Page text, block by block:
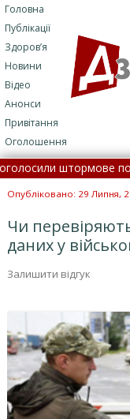
Головна
Публікації
Здоров’я
Новини
Відео
Анонси
Привітання
Оголошення
штормове
66-річного
Опубліковано: 29 Липня,
Чи
даних у
Залишити відгук